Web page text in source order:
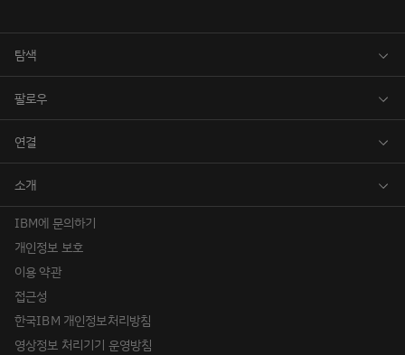
IBM에 문의하기
개인정보 보호
이용 약관
접근성
한국IBM 개인정보처리방침
영상정보 처리기기 운영방침